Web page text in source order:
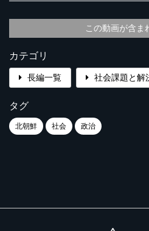
この動画が含ま
カテゴリ
長編一覧 社会課題と解
タグ
北朝鮮 社会 政治